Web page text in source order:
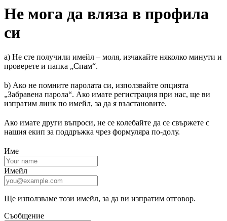
Не мога да вляза в профила
си
a) Не сте получили имейл – моля, изчакайте няколко минути и
проверете и папка „Спам“.
b) Ако не помните паролата си, използвайте опцията
„Забравена парола“. Ако имате регистрация при нас, ще ви
изпратим линк по имейл, за да я възстановите.
Ако имате други въпроси, не се колебайте да се свържете с
нашия екип за поддръжка чрез формуляра по‑долу.
Име
Имейл
Ще използваме този имейл, за да ви изпратим отговор.
Съобщение